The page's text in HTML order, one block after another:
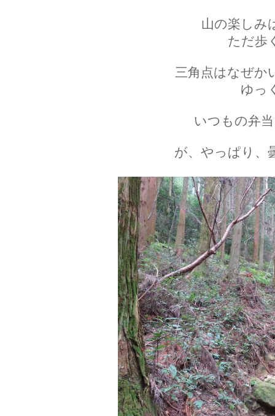
山の楽しみ
ただ歩
三角点はなぜか
ゆっ
いつもの弁
が、やっぱり、